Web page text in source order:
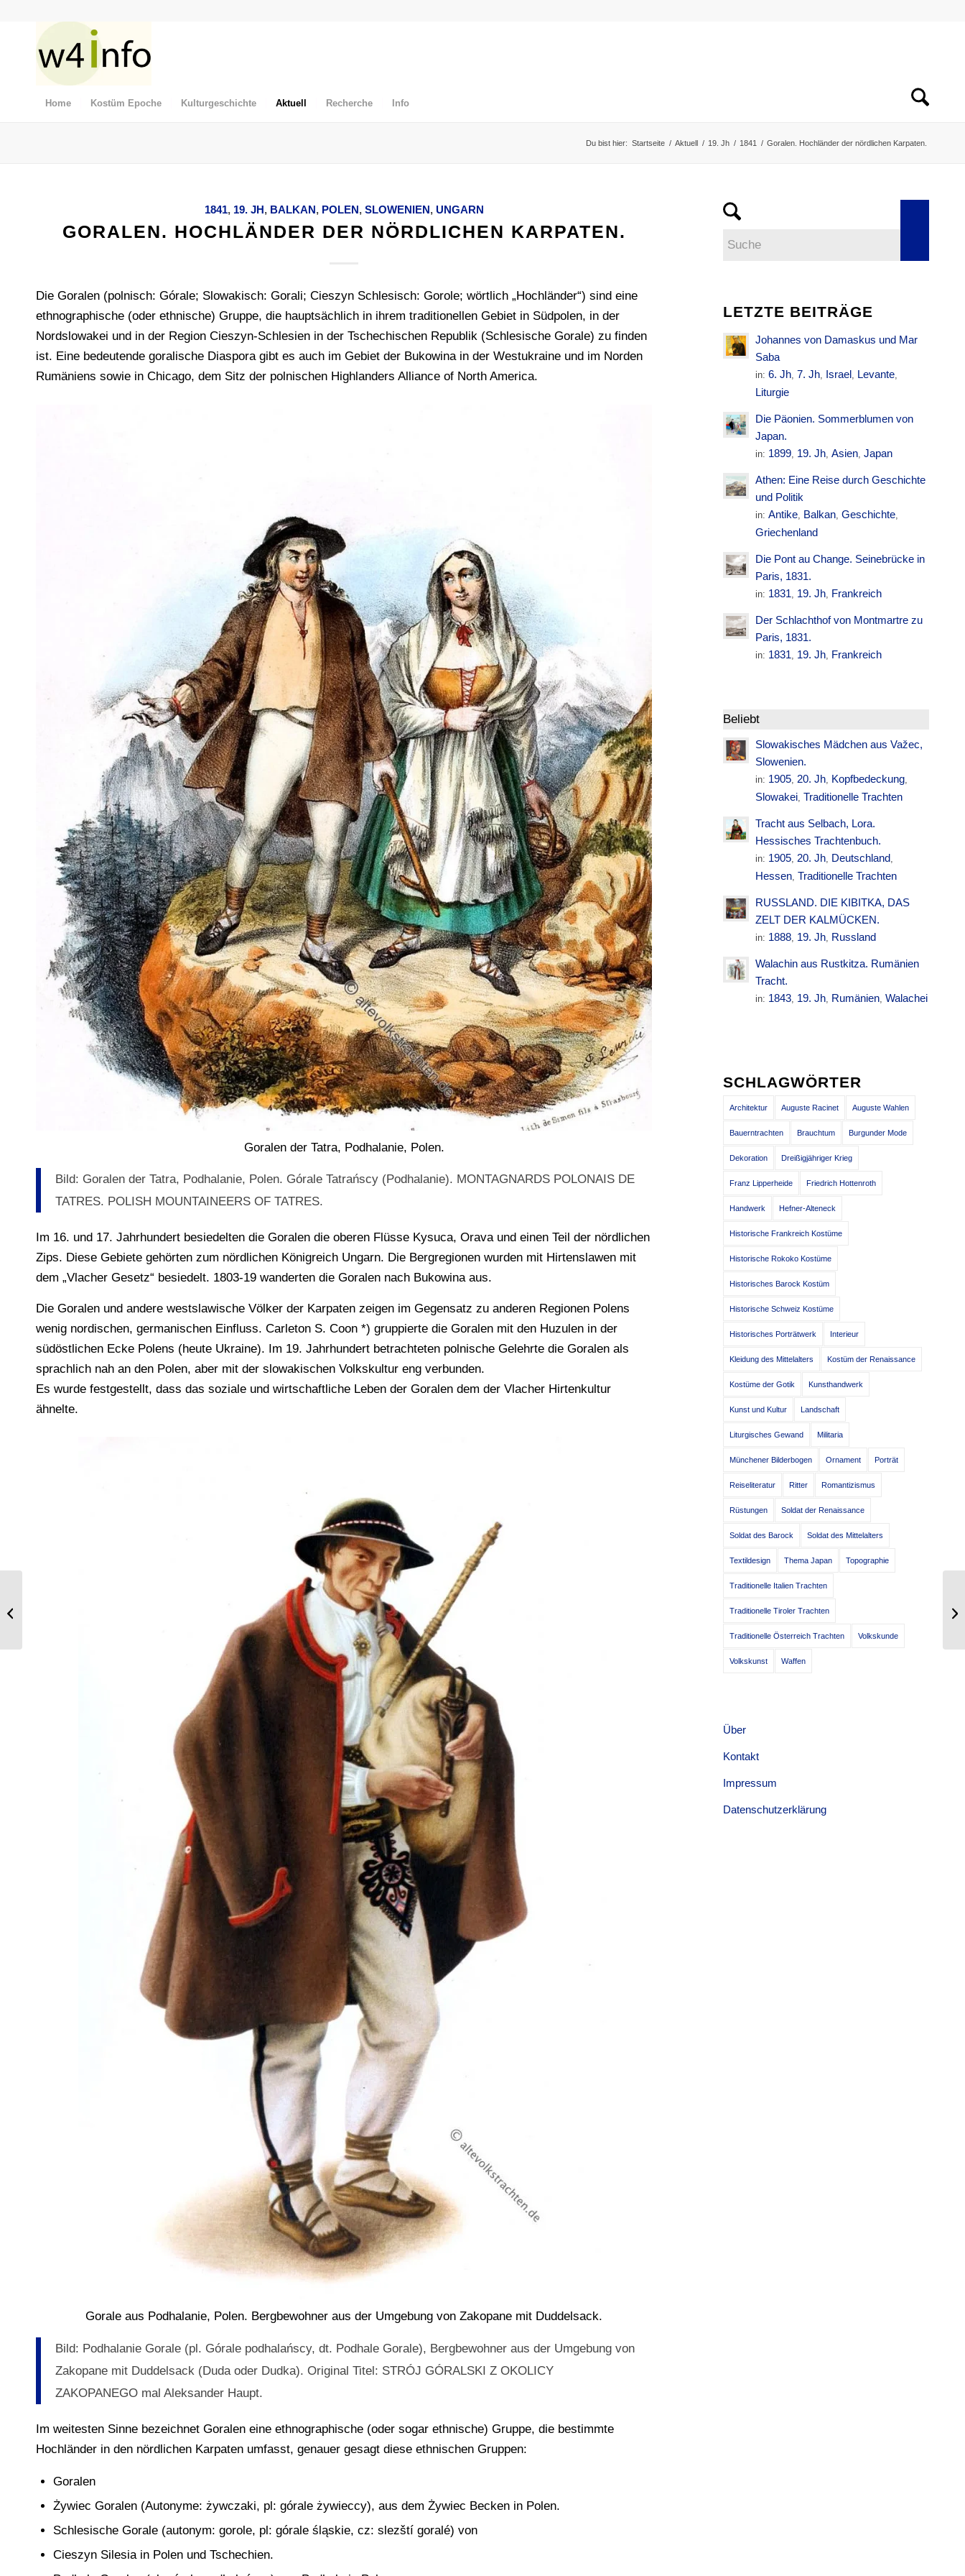
Home Kostüm Epoche Kulturgeschichte Aktuell Recherche Info
Du bist hier: Startseite / Aktuell / 19. Jh / 1841 / Goralen. Hochländer der nördlichen Karpaten.
1841, 19. JH, BALKAN, POLEN, SLOWENIEN, UNGARN
GORALEN. HOCHLÄNDER DER NÖRDLICHEN KARPATEN.
Die Goralen (polnisch: Górale; Slowakisch: Gorali; Cieszyn Schlesisch: Gorole; wörtlich „Hochländer“) sind eine
ethnographische (oder ethnische) Gruppe, die hauptsächlich in ihrem traditionellen Gebiet in Südpolen, in der
Nordslowakei und in der Region Cieszyn-Schlesien in der Tschechischen Republik (Schlesische Gorale) zu finden
ist. Eine bedeutende goralische Diaspora gibt es auch im Gebiet der Bukowina in der Westukraine und im Norden
Rumäniens sowie in Chicago, dem Sitz der polnischen Highlanders Alliance of North America.
Goralen der Tatra, Podhalanie, Polen.
Bild: Goralen der Tatra, Podhalanie, Polen. Górale Tatrańscy (Podhalanie). MONTAGNARDS POLONAIS DE
TATRES. POLISH MOUNTAINEERS OF TATRES.
Im 16. und 17. Jahrhundert besiedelten die Goralen die oberen Flüsse Kysuca, Orava und einen Teil der nördlichen
Zips. Diese Gebiete gehörten zum nördlichen Königreich Ungarn. Die Bergregionen wurden mit Hirtenslawen mit
dem „Vlacher Gesetz“ besiedelt. 1803-19 wanderten die Goralen nach Bukowina aus.
Die Goralen und andere westslawische Völker der Karpaten zeigen im Gegensatz zu anderen Regionen Polens
wenig nordischen, germanischen Einfluss. Carleton S. Coon *) gruppierte die Goralen mit den Huzulen in der
südöstlichen Ecke Polens (heute Ukraine). Im 19. Jahrhundert betrachteten polnische Gelehrte die Goralen als
sprachlich nah an den Polen, aber mit der slowakischen Volkskultur eng verbunden.
Es wurde festgestellt, dass das soziale und wirtschaftliche Leben der Goralen dem der Vlacher Hirtenkultur
ähnelte.
Gorale aus Podhalanie, Polen. Bergbewohner aus der Umgebung von Zakopane mit Duddelsack.
Bild: Podhalanie Gorale (pl. Górale podhalańscy, dt. Podhale Gorale), Bergbewohner aus der Umgebung von
Zakopane mit Duddelsack (Duda oder Dudka). Original Titel: STRÓJ GÓRALSKI Z OKOLICY
ZAKOPANEGO mal Aleksander Haupt.
Im weitesten Sinne bezeichnet Goralen eine ethnographische (oder sogar ethnische) Gruppe, die bestimmte
Hochländer in den nördlichen Karpaten umfasst, genauer gesagt diese ethnischen Gruppen:
Goralen
Żywiec Goralen (Autonyme: żywczaki, pl: górale żywieccy), aus dem Żywiec Becken in Polen.
Schlesische Gorale (autonym: gorole, pl: górale śląskie, cz: slezští goralé) von
Cieszyn Silesia in Polen und Tschechien.
LETZTE BEITRÄGE
Johannes von Damaskus und Mar
Saba
in:6. Jh, 7. Jh, Israel, Levante,
Liturgie
Die Päonien. Sommerblumen von
Japan.
in: 1899, 19. Jh,Asien,Japan
Athen: Eine Reise durch Geschichte
und Politik
in:Antike, Balkan,Geschichte,
Griechenland
Die Pont au Change. Seinebrücke in
Paris, 1831.
in: 1831, 19. Jh, Frankreich
Der Schlachthof von Montmartre zu
Paris, 1831.
in: 1831, 19. Jh, Frankreich
Beliebt
Slowakisches Mädchen aus Važec,
Slowenien.
in: 1905,20. Jh, Kopfbedeckung,
Slowakei, Traditionelle Trachten
Tracht aus Selbach, Lora.
Hessisches Trachtenbuch.
in: 1905,20. Jh, Deutschland,
Hessen, Traditionelle Trachten
RUSSLAND. DIE KIBITKA, DAS
ZELT DER KALMÜCKEN.
in: 1888, 19. Jh, Russland
Walachin aus Rustkitza. Rumänien
Tracht.
in: 1843, 19. Jh, Rumänien,Walachei
SCHLAGWÖRTER
Architektur Auguste Racinet Auguste Wahlen
Bauerntrachten Brauchtum Burgunder Mode
Dekoration Dreißigjähriger Krieg
Franz Lipperheide Friedrich Hottenroth
Handwerk Hefner-Alteneck
Historische Frankreich Kostüme
Historische Rokoko Kostüme
Historisches Barock Kostüm
Historische Schweiz Kostüme
Historisches Porträtwerk Interieur
Kleidung des Mittelalters Kostüm der Renaissance
Kostüme der Gotik Kunsthandwerk
Kunst und Kultur Landschaft
Liturgisches Gewand Militaria
Münchener Bilderbogen Ornament Porträt
Reiseliteratur Ritter Romantizismus
Rüstungen Soldat der Renaissance
Soldat des Barock Soldat des Mittelalters
Textildesign Thema Japan Topographie
Traditionelle Italien Trachten
Traditionelle Tiroler Trachten
Traditionelle Österreich Trachten Volkskunde
Volkskunst Waffen
Über
Kontakt
Impressum
Datenschutzerklärung